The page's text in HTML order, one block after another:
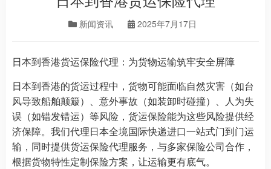
新闻资讯 2025年7月17日
日本到香港货运保险代理：为货物运输筑牢安全屏障
日本到香港的货运过程中，货物可能面临自然灾害（如台
风导致船舶颠簸）、意外事故（如装卸时碰撞）、人为失
误（如错发错运）等风险，货运保险能为这些风险提供经
济保障。我们代理日本全境国际快递进口一站式门到门运
输，同时提供货运保险代理服务，与多家保险公司合作，
根据货物特性定制保险方案，让运输更有底气。